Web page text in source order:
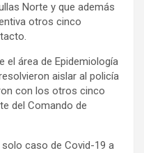
Norte y que además
otros cinco
el área de Epidemiología
aislar al policía
con los otros cinco
del Comando de
caso de Covid-19 a